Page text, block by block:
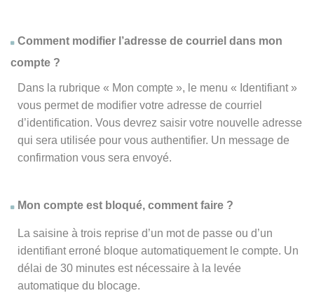
Comment modifier l’adresse de courriel dans mon
compte ?
Dans la rubrique « Mon compte », le menu « Identifiant »
vous permet de modifier votre adresse de courriel
d’identification. Vous devrez saisir votre nouvelle adresse
qui sera utilisée pour vous authentifier. Un message de
confirmation vous sera envoyé.
Mon compte est bloqué, comment faire ?
La saisine à trois reprise d’un mot de passe ou d’un
identifiant erroné bloque automatiquement le compte. Un
délai de 30 minutes est nécessaire à la levée
automatique du blocage.